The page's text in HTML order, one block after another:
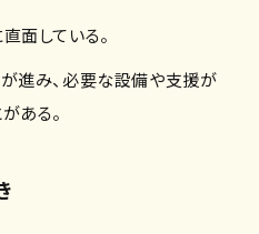
面している。
進み、必要な設備や支援が
ある。